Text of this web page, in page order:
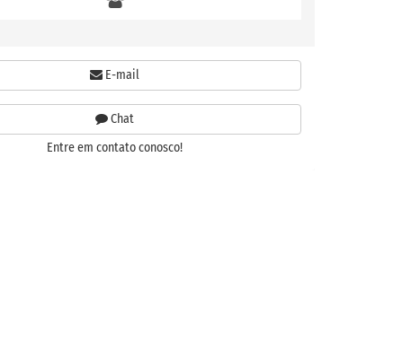
E-mail
Chat
Entre em contato conosco!